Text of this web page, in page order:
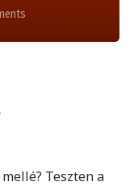
Teszten a